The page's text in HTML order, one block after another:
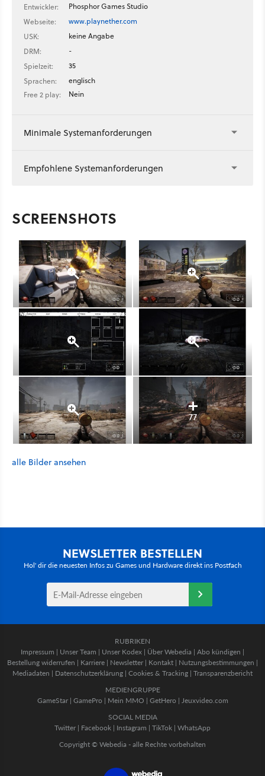
Entwickler:
Phosphor Games Studio
Webseite:
www.playnether.com
USK:
keine Angabe
DRM:
-
Spielzeit:
35
Sprachen:
englisch
Free 2 play:
Nein
Minimale Systemanforderungen
Empfohlene Systemanforderungen
SCREENSHOTS
77
alle Bilder ansehen
NEWSLETTER BESTELLEN
Hol' dir die neuesten Infos zu Games und Hardware direkt ins Postfach
RUBRIKEN
Impressum | Unser Team | Unser Kodex | Über Webedia | Abo kündigen |
Bestellung widerrufen | Karriere | Newsletter | Kontakt | Nutzungsbestimmungen |
Mediadaten | Datenschutzerklärung | Cookies & Tracking | Transparenzbericht
MEDIENGRUPPE
GameStar| GamePro | Mein MMO | GetHero | Jeuxvideo.com
SOCIAL MEDIA
Twitter | Facebook | Instagram | TikTok | WhatsApp
Copyright © Webedia - alle Rechte vorbehalten